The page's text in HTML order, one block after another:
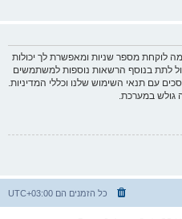
לוקחת מספר שניות ומאפשרת לך יכולות
לתת בנוסף הרשאות נוספות למשתמשים
עם תנאי השימוש שלנו וכללי המדיניות.
גולש במערכת.
כל הזמנים הם UTC+03:00